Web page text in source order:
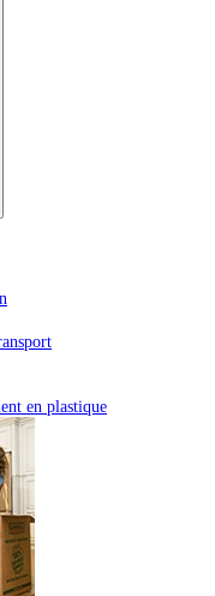
en plastique